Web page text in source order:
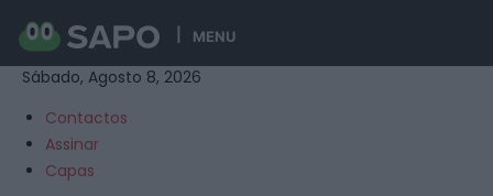
MENU
Sábado, Agosto 8, 2026
Contactos
Assinar
Capas